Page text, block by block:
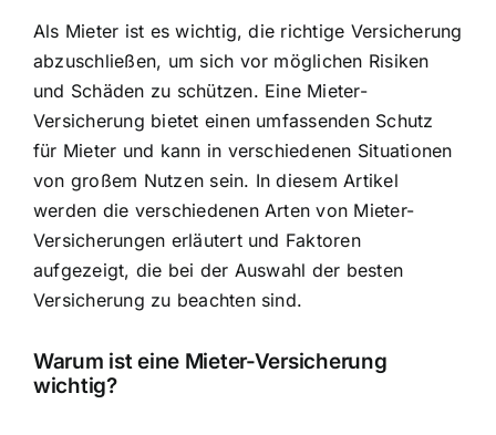
Als Mieter ist es wichtig, die richtige Versicherung
abzuschließen, um sich vor möglichen Risiken
und Schäden zu schützen. Eine Mieter-
Versicherung bietet einen umfassenden Schutz
für Mieter und kann in verschiedenen Situationen
von großem Nutzen sein. In diesem Artikel
werden die verschiedenen Arten von Mieter-
Versicherungen erläutert und Faktoren
aufgezeigt, die bei der Auswahl der besten
Versicherung zu beachten sind.
Warum ist eine Mieter-Versicherung
wichtig?